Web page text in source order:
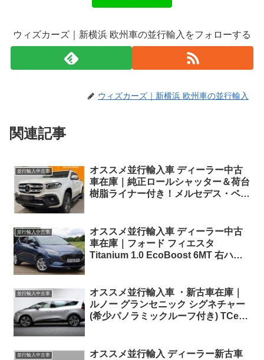
ウィズカーズ｜新横浜 欧州車の並行輸入をフォローする
ウィズカーズ｜新横浜 欧州車の並行輸入
関連記事
並行輸入中古車
オススメ並行輸入車 ディーラー中古
車在庫｜純正ロールシャッター＆荷台
樹脂ライナー付き！メルセデス・ベン
ル
並行輸入中古車
オススメ並行輸入車 ディーラー中古
車在庫｜フォード フィエスタ
Titanium 1.0 EcoBoost 6MT 右ハン
並行輸入中古車
オススメ並行輸入車 ・新古車在庫｜
ルノー グランセニック シグネチャー
(希少パノラミックルーフ付き) TCe
並行輸入中古車
オススメ並行輸入 ディーラー新古車